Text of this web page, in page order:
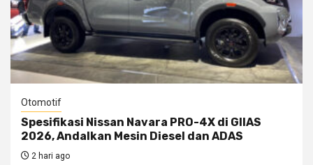
Otomotif
Spesifikasi Nissan Navara PRO-4X di GIIAS
2026, Andalkan Mesin Diesel dan ADAS
2 hari ago